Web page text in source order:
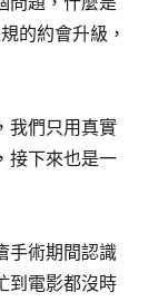
的約會升級，
們只用真實
接下來也是一
術期間認識
到電影都沒時